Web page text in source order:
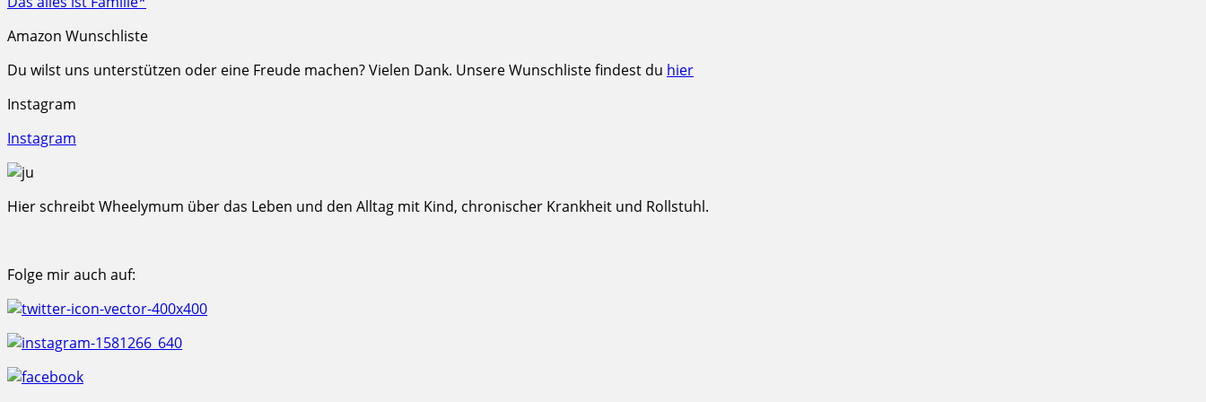
Amazon Wunschliste
Du wilst uns unterstützen oder eine Freude machen? Vielen Dank. Unsere Wunschliste findest du hier
Instagram
Instagram
Hier schreibt Wheelymum über das Leben und den Alltag mit Kind, chronischer Krankheit und Rollstuhl.
Folge mir auch auf: